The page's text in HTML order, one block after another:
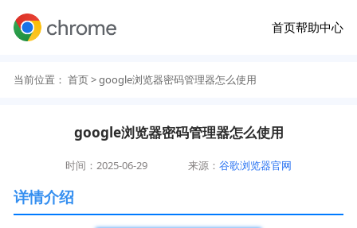
首页帮助中心
当前位置： 首页> google浏览器密码管理器怎么使用
google浏览器密码管理器怎么使用
时间：2025-06-29 来源：谷歌浏览器官网
详情介绍